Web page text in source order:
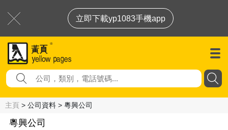
立即下載yp1083手機app
主頁 > 公司資料 > 粵興公司
粵興公司